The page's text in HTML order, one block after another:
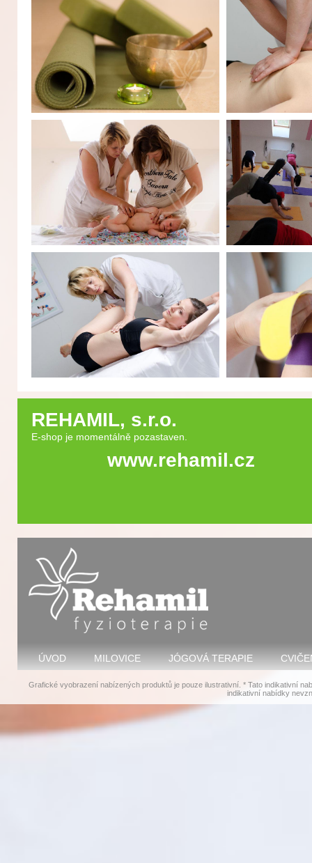
REHAMIL, s.r.o.
E-shop je momentálně pozastaven.
www.rehamil.cz
ÚVOD MILOVICE JÓGOVÁ TERAPIE
Grafické vyobrazení nabízených produktů je pouze ilustrativní. * Tato indikativní
indikativní nabídky